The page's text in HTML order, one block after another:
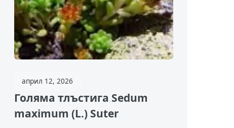
април 12, 2026
Голяма тлъстига Sedum
maximum (L.) Suter